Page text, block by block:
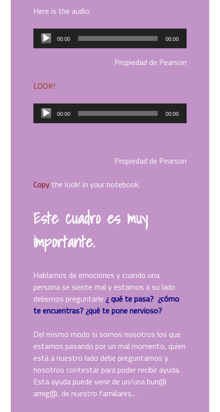
Here is the audio.
Reproductor
de
00:00 00:00
Propiedad de Pearson
LOOK!
Reproductor
de
00:00 00:00
Propiedad de Pearson
Copy the look! in your notebook.
Este cuadro es muy
importante.
Hablamos de emociones y cuando una
persona se siente mal y estamos a su lado
debemos preguntarle ¿ qué te pasa? ¿cómo
te encuentras? ¿qué te pone nervioso?
Del mismo modo si somos nosotros los que
estamos pasando por un mal momento, quien
está a nuestro lado debe preguntarnos y
nosotros contestar para poder recibir ayuda.
Esta ayuda puede venir de un/una bun@
amig@, de nuestro familiares…